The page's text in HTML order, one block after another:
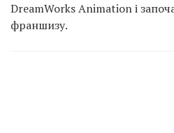
DreamWorks Animation і
франшизу.